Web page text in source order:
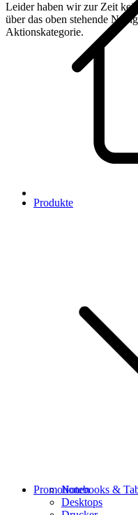
Produkte
Notebooks &
Desktops
Promotionen
Leider haben wir zur Zeit
über das oben stehende
Aktionskategorie.